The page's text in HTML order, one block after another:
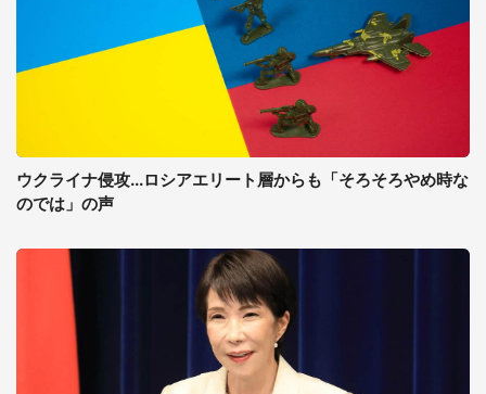
ウクライナ侵攻...ロシアエリート層からも「そろそろやめ時な
のでは」の声